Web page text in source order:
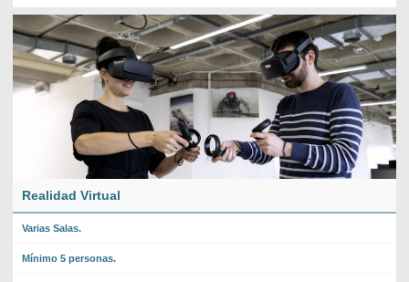
Realidad Virtual
Varias Salas.
Mínimo 5 personas.